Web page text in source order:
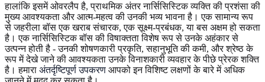
हालांकि इसमें ओवरलैप है, प्राथमिक अंतर नार्सिसिस्टिक व्यक्ति की प्रशंसा की
मुख्य आवश्यकता और आत्म-महत्व की उनकी भव्य भावना है। एक सामान्य रूप
से जहरीला बॉस एक खराब संचारक, एक सूक्ष्म-प्रबंधक, या बस अक्षम हो सकता
है। एक नार्सिसिस्टिक बॉस की विषाक्तता विशेष रूप से उनके अहंकार से
उत्पन्न होती है - उनकी शोषणकारी प्रकृति, सहानुभूति की कमी, और श्रेष्ठ के
रूप में देखे जाने की आवश्यकता उनके विनाशकारी व्यवहार के पीछे प्रेरक शक्ति
है। हमारा अंतर्दृष्टिपूर्ण उपकरण आपको इन विशिष्ट लक्षणों के बारे में अधिक